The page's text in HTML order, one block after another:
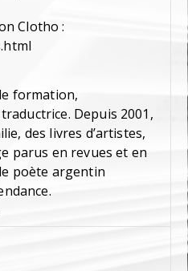
Clotho :
formation,
Depuis 2001,
des livres d’artistes,
parus en revues et en
poète argentin